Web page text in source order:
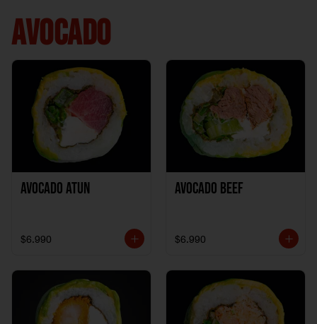
AVOCADO
Avocado Atun
$6.990
Avocado Beef
$6.990